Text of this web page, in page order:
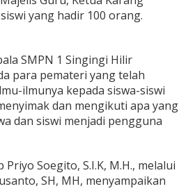
yang hadir 100 orang.
SMPN 1 Singingi Hilir
para pemateri yang telah
ilmunya kepada siswa-siswi
dan mengikuti apa yang
dan siswi menjadi pengguna
Soegito, S.I.K, M.H., melalui
SH, MH, menyampaikan